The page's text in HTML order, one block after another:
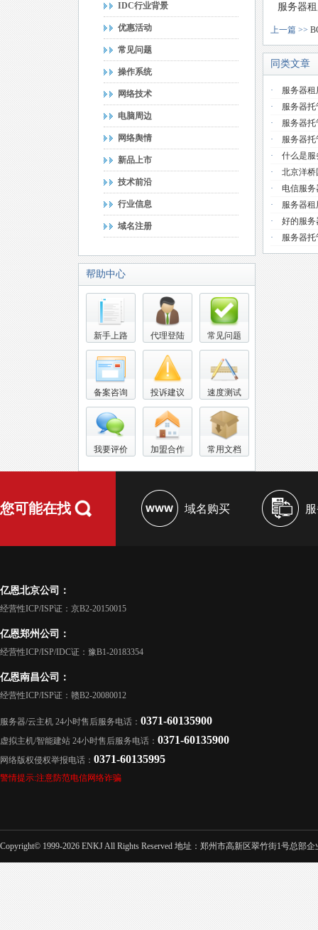
IDC行业背景
优惠活动
常见问题
操作系统
网络技术
电脑周边
网络舆情
新品上市
技术前沿
行业信息
域名注册
帮助中心
新手上路 代理登陆 常见问题
备案咨询 投诉建议 速度测试
我要评价 加盟合作 常用文档
服务器
上一篇 >>
同类文章
· 服务器
· 服务器
· 服务器
· 服务器
· 什么是服
· 北京洋桥
· 电信服
· 服务器
· 好的服务
· 服务器
您可能在找 域名购买
亿恩北京公司：
经营性ICP/ISP证：京B2-20150015
亿恩郑州公司：
经营性ICP/ISP/IDC证：豫B1-20183354
亿恩南昌公司：
经营性ICP/ISP证：赣B2-20080012
服务器/云主机 24小时售后服务电话： 0371-60135900
虚拟主机/智能建站 24小时售后服务电话： 0371-60135900
网络版权侵权举报电话： 0371-60135995
警情提示:注意防范电信网络诈骗
Copyright© 1999-2026 ENKJ All Rights Reserved 地址：郑州市高新区翠竹街1号